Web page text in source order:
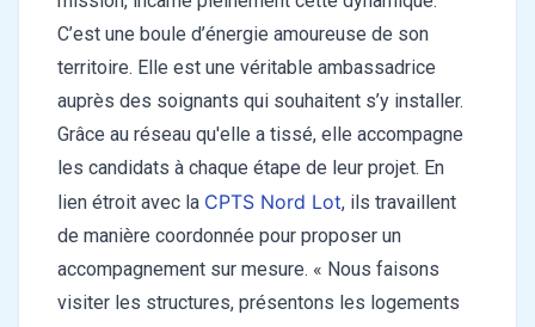
C’est une boule d’énergie amoureuse de son
territoire. Elle est une véritable ambassadrice
auprès des soignants qui souhaitent s’y installer.
Grâce au réseau qu'elle a tissé, elle accompagne
les candidats à chaque étape de leur projet. En
lien étroit avec la CPTS Nord Lot, ils travaillent
de manière coordonnée pour proposer un
accompagnement sur mesure. « Nous faisons
visiter les structures, présentons les logements